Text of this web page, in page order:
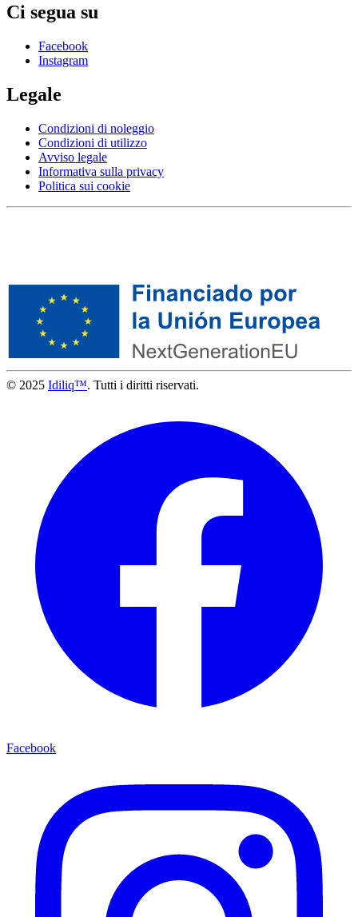
Ci segua su
Facebook
Instagram
Legale
Condizioni di noleggio
Condizioni di utilizzo
Avviso legale
Informativa sulla privacy
Politica sui cookie
© 2025 Idiliq™. Tutti i diritti riservati.
Facebook